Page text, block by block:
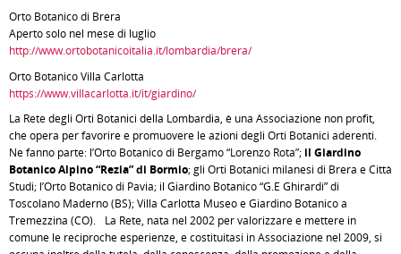
Orto Botanico di Brera
Aperto solo nel mese di luglio
http://www.ortobotanicoitalia.it/lombardia/brera/
Orto Botanico Villa Carlotta
https://www.villacarlotta.it/it/giardino/
La Rete degli Orti Botanici della Lombardia, è una Associazione non profit,
che opera per favorire e promuovere le azioni degli Orti Botanici aderenti.
Ne fanno parte: l’Orto Botanico di Bergamo “Lorenzo Rota”; il Giardino
Botanico Alpino “Rezia” di Bormio; gli Orti Botanici milanesi di Brera e Città
Studi; l’Orto Botanico di Pavia; il Giardino Botanico “G.E Ghirardi” di
Toscolano Maderno (BS); Villa Carlotta Museo e Giardino Botanico a
Tremezzina (CO). La Rete, nata nel 2002 per valorizzare e mettere in
comune le reciproche esperienze, e costituitasi in Associazione nel 2009, si